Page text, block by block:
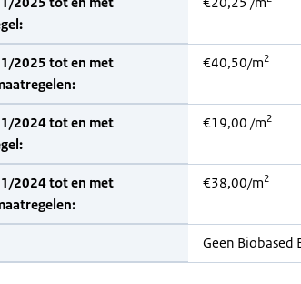
2025 tot en met
€40,50/m2
2024 tot en met
€19,00 /m2
2024 tot en met
€38,00/m2
Geen Biobased